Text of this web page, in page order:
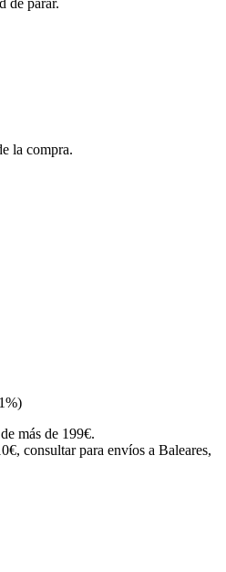
de parar.
la compra.
más de 199€.
consultar para envíos a Baleares,